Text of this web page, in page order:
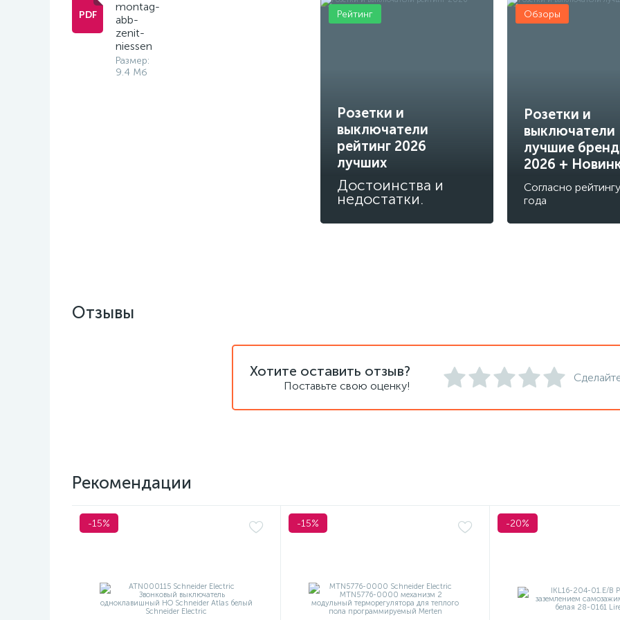
montag-
abb-
zenit-
niessen
Размер:
9.4 Мб
Розетки и
выключатели
рейтинг 2026
лучших
Достоинства и
недостатки.
Рейтинг
Розетки и
выключатели
лучшие
2026 +
Согласно
года
Обзоры
Отзывы
Хотите оставить отзыв?
Поставьте свою оценку!
Рекомендации
-15% -15% -20%